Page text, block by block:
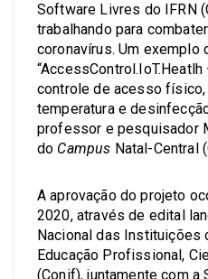
Software Livres do IFRN
trabalhando para
coronavírus. Um exemplo
controle de acesso
temperatura e
professor e pesquisador
do Campus Natal-Central
A aprovação do projeto
2020, através de edital
Nacional das Instituições
Educação Profissional,
(Conif), juntamente com a